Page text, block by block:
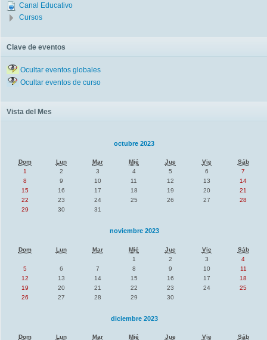
Canal Educativo
Cursos
Clave de eventos
Ocultar eventos globales
Ocultar eventos de curso
Vista del Mes
octubre 2023
Dom Lun Mar Mié Jue Vie
Sáb
1
2 3 4 5 6
7
8
9 10 11 12 13
14
15
16 17 18 19 20
21
22
23 24 25 26 27
28
29
30 31
noviembre 2023
Dom Lun Mar Mié Jue Vie
Sáb
1
2 3
4
5
6 7 8 9 10
11
12
13 14 15 16 17
18
19
20 21 22 23 24
25
26
27 28 29 30
diciembre 2023
Dom Lun Mar Mié Jue Vie Sáb